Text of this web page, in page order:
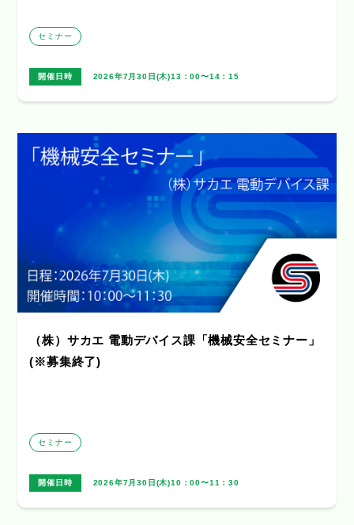
セミナー
開催日時 2026年7月30日(木)13：00〜14：15
（株）サカエ 電動デバイス課「機械安全セミナー」
(※募集終了)
セミナー
開催日時 2026年7月30日(木)10：00〜11：30